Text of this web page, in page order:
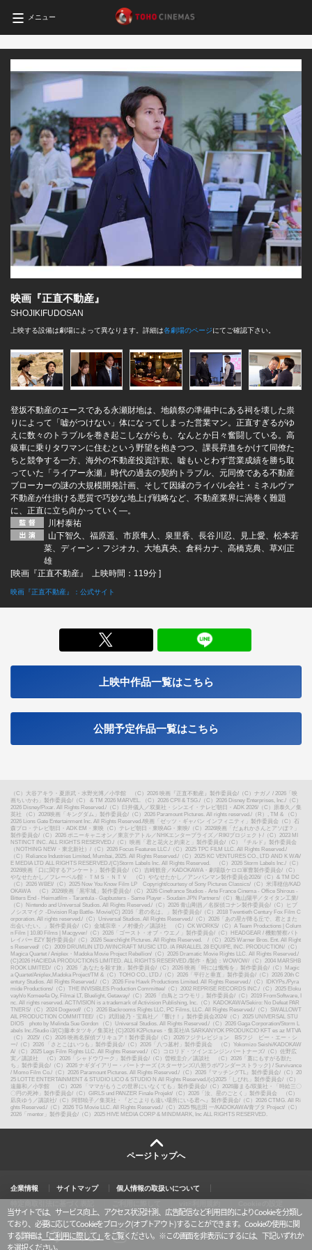
メニュー
映画『正直不動産』
SHOJIKIFUDOSAN
上映する設備は劇場によって異なります。詳細は各劇場のページにてご確認下さい。
登坂不動産のエースである永瀬財地は、地鎮祭の準備中にある祠を壊した祟
りによって「嘘がつけない」体になってしまった営業マン。正直すぎるがゆ
えに数々のトラブルを巻き起こしながらも、なんとか日々奮闘している。高
級車に乗りタワマンに住むという野望を抱きつつ、課長昇進をかけて同僚た
ちと競争する一方、海外の不動産投資詐欺、嘘もいとわず営業成績を勝ち取
っていた「ライアー永瀬」時代の過去の契約トラブル、元同僚である不動産
ブローカーの謎の大規模開発計画、そして因縁のライバル会社・ミネルヴァ
不動産が仕掛ける悪質で巧妙な地上げ戦略など、不動産業界に渦巻く難題
に、正直に立ち向かっていく―。
川村泰祐
山下智久、福原遥、市原隼人、泉里香、長谷川忍、見上愛、松本若
菜、ディーン・フジオカ、大地真央、倉科カナ、高橋克典、草刈正
雄
[映画『正直不動産』 上映時間：119分 ]
映画『正直不動産』：公式サイト
上映中作品一覧はこちら
公開予定作品一覧はこちら
（C）大谷アキラ・夏原武・水野光博／小学館 （C）2026 映画『正直不動産』製作委員会/ （C）ナガノ / 2026「映
画ちいかわ」製作委員会/ （C） & TM 2026 MARVEL. （C）2026 CPII & TSG./ （C）2026 Disney Enterprises, Inc./ （C）
2026 Disney/Pixar. All Rights Reserved./ （C）臼井儀人／双葉社・シンエイ・テレビ朝日・ADK 2026/ （C）原泰久／集
英社 （C）2026映画「キングダム」製作委員会/ （C）2026 Paramount Pictures. All rights reserved./ （R）, TM & （C）
2026 Lions Gate Entertainment Inc. All Rights Reserved./映画「ゼッツ・ギャバン インフィニティ」製作委員会（C）石
森プロ・テレビ朝日・ADK EM・東映（C）テレビ朝日・東映AG・東映/ （C）2026映画「だぁれかさんとアソぼ？」
製作委員会/ （C）2026 ポニーキャニオン／東京テアトル／NHKエンタープライズ／RIKIプロジェクト / （C）2023 MI
NSTINCT INC. ALL RIGHTS RESERVED./ （C）映画「君と花火と約束と」製作委員会/ （C）『チルド』製作委員会
（NOTHING NEW・東北新社） / （C）2026 Focus Features LLC./ （C）2025 TPC FILM LLC. All Rights Reserved./
（C）Reliance Industries Limited, Mumbai, 2025. All Rights Reserved./ （C）2025 KC VENTURES CO., LTD AND K WAV
E MEDIA LTD ALL RIGHTS RESERVED./(C)Storm Labels Inc. All Rights Reserved. （C）2026 Storm Labels Inc./ （C）
2026映画「口に関するアンケート」製作委員会/ （C）吉崎観音／KADOKAWA・劇場版ケロロ軍曹製作委員会/ （C）
やなせたかし／フレーベル館・ＴＭＳ・ＮＴＶ （C）やなせたかし／アンパンマン製作委員会2026/ （C）& TM DC
（C）2026 WBEI / （C）2025 Now You Know Film LP Copyright/courtesy of Sony Pictures Classics/ （C）米澤穂信/KAD
OKAWA （C）2026映画「黒牢城」製作委員会/ （C）2026 Cinefrance Studios - Arte France Cinema - Office Shirous -
Bitters End - Heimatfilm - Tarantula - Gapbusters - Same Player - Soudain JPN Partners/ （C）亀山陽平／タイタン工業 /
（C）Nintendo and Universal Studios. All Rights Reserved./ （C）2026 青山剛昌／名探偵コナン製作委員会/ （C）ヒプ
ノシスマイク -Division Rap Battle- Movie/(C) 2016「君の名は。」製作委員会/ （C）2018 Twentieth Century Fox Film C
orporation. All rights reserved./ （C）Universal Studios. All Rights Reserved./ （C）2026「あの星が降る丘で、君とまた
出会いたい。」製作委員会/ （C）金城宗幸・ノ村優介／講談社 （C）CK WORKS/ （C）A Team Productions | Colum
n Film | 10.80 Films | Macgyver/ （C）2026「ゴースト・オブ・ウエノ」製作委員会/ （C）HEADGEAR / 機動警察パト
レイバー EZY 製作委員会/ （C）2026 Searchlight Pictures. All Rights Reserved. / （C）2025 Warner Bros. Ent. All Right
s Reserved/ （C）2009 DRUMLIN LTD./WINCRAFT MUSIC LTD. /A PARALLEL 28 EQUIPE, INC. PRODUCTION/ （C）
Magica Quartet / Aniplex・Madoka Movie Project Rebellion/ （C）2026 Dramatic Movie Rights LLC. All Rights Reserved./
(C)2026 HACIEDA PRODUCTIONS LIMITED. ALL RIGHTS RESERVED./製作・配給：WOWOW/ （C）2004 MARSHB
ROOK LIMITED/ （C）2026「あなたを殺す旅」製作委員会/ （C）2026 映画「時には懺悔を」製作委員会/ （C）Magic
a Quartet/Aniplex,Madoka Project/TM &（C）TOHO CO., LTD./ （C）2026「平行と垂直」製作委員会/ （C）2026 20th C
entury Studios. All Rights Reserved./ （C）2026 Fire Hawk Productions Limited. All Rights Reserved./ （C）IDKYPs./Pyra
mide Productions/ （C）THE INVISIBLES Production Committee/ （C）2002 REPRISE RECORDS INC./ （C）2025 Eloku
vayh/o Komee4a Oy, Filmai LT, Bluelight, Getaway/ （C）2026「白鳥とコウモリ」製作委員会/ （C）2019 FromSoftware, I
nc. All rights reserved. ACTIVISION is a trademark of Activision Publishing, Inc.（C）KADOKAWA/Sekiro: No Defeat PAR
TNERS/ （C）2024 Dogwoof/ （C）2026 Backrooms Rights LLC, PC Films, LLC. All Rights Reserved./ （C）SWALLOWT
AIL PRODUCTION COMMITTEE/ （C）武田綾乃・宝島社／『響け！』製作委員会2024/ （C）2025 UNIVERSAL STU
DIOS photo by Melinda Sue Gordon （C）Universal Studios. All Rights Reserved./ （C）2026 Gaga Corporation/Storm L
abels Inc./Studio i3/(C)藤本タツキ／集英社 (C)2026 K2Pictures・集英社/A SARKANYOK PRODUKCIO KFT es az MTVA
（C） 2025/ （C）2026 映画名探偵プリキュア！製作委員会/ （C）2026フジテレビジョン BSフジ ビー・エー・シ
ー/ （C）2026 「さとこはいつも」製作委員会/ （C）2026「八つ墓村」製作委員会 （C）Yokomizo Seishi/KADOKAW
A/ （C）2025 Legs Film Rights LLC. All Rights Reserved./ （C）コロリド・ツインエンジンパートナーズ/ （C）佐野広
実／講談社 （C）2026「シャドウワーク」製作委員会/ （C）曽根圭介／講談社 （C）2026「藁にもすがる獣た
ち」製作委員会/ （C）2026 ナギダイアリー・パートナーズ (スターサンズ/八朔ラボ/ワンダーストラック) / Survivance
/ Momo Film Co./ （C）2026 Paramount Pictures. All Rights Reserved./ （C）2026『マッチングTL』製作委員会/ （C）20
25 LOTTE ENTERTAINMENT & STUDIO LICO & STUDIO N All Rights Reserved./(c)2025「しびれ」製作委員会/ （C）
遠藤和／小学館 （C）2026 「ママがもうこの世界にいなくても」製作委員会/ （C）2026藤まる/双葉社・「時給三〇
〇円の死神」製作委員会/ （C）GIRLS und PANZER Finale Projekt/ （C）2026「汝、星のごとく」製作委員会 （C）
凪良ゆう／講談社/ （C）阿部暁子／集英社・『どこよりも遠い場所にいる君へ』製作委員会/ （C）2026 CTMG. All Ri
ghts Reserved./ （C）2026 TG Movie LLC. All Rights Reserved./ （C）2025 鴨志田 一/KADOKAWA/青ブタ Project/ （C）
2026「mentor」製作委員会/ （C）2025 HIVE MEDIA CORP & MINDMARK, Inc ALL RIGHTS RESERVED.
ページトップへ
企業情報 サイトマップ
個人情報の取扱いについて
y l
当サイトでは、サービス向上、アクセス状況計測、広告配信など利用目的によりCookieを分類し
ており、必要に応じてCookieをブロック(オプトアウト)することができます。Cookieの使用に関
する詳細は「ご利用に際して」 をご覧ください。 ※この画面を非表示にするには、下記いずれか
を選択ください。